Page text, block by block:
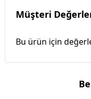
Müşteri
Bu ürün için